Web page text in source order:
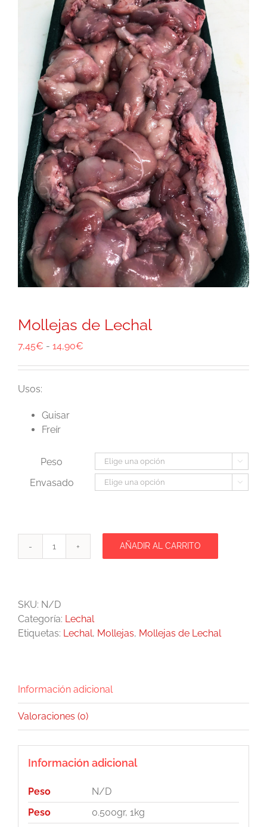
Mollejas de Lechal
7,45€ - 14,90€
precios:
Usos:
Guisar
Freír
Peso 
Envasado 
Mollejas
AÑADIR AL CARRITO
SKU: N/D
Categoría: Lechal
Etiquetas: Lechal, Mollejas, Mollejas de Lechal
Información adicional
Valoraciones (0)
Información adicional
Peso
N/D
Peso
0.500gr, 1kg